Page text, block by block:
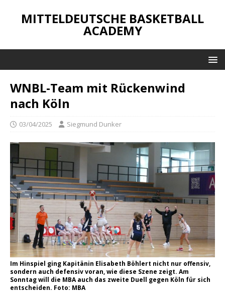
MITTELDEUTSCHE BASKETBALL
ACADEMY
WNBL-Team mit Rückenwind
nach Köln
03/04/2025 Siegmund Dunker
Im Hinspiel ging Kapitänin Elisabeth Böhlert nicht nur offensiv,
sondern auch defensiv voran, wie diese Szene zeigt. Am
Sonntag will die MBA auch das zweite Duell gegen Köln für sich
entscheiden. Foto: MBA